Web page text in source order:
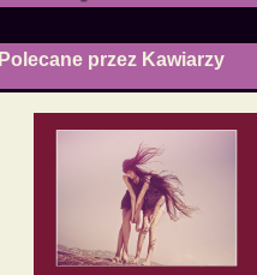
Polecane przez Kawiarzy